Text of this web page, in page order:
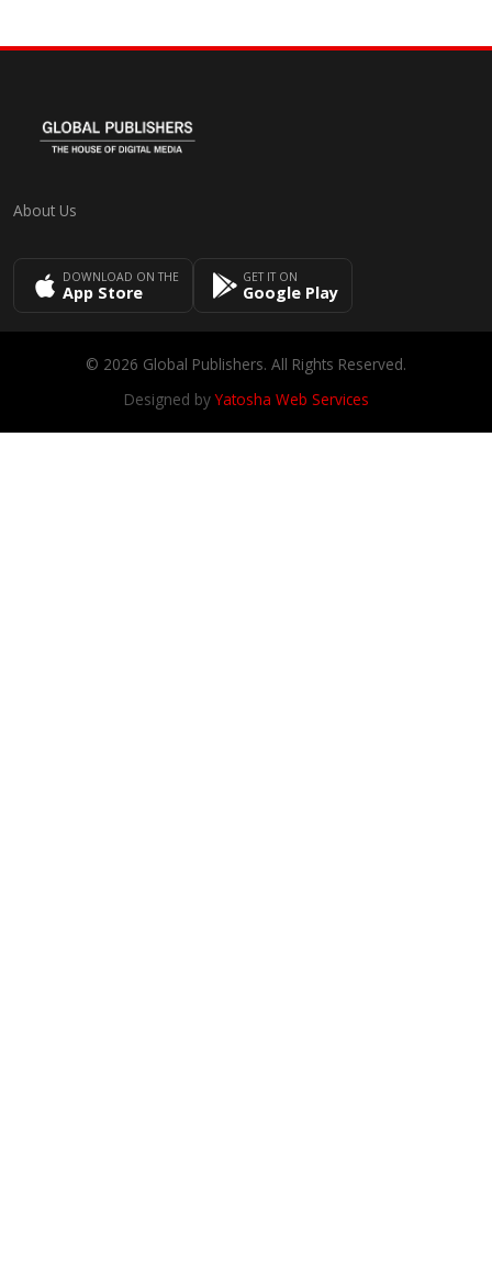
About Us
DOWNLOAD ON THE
App Store
GET IT ON
Google Play
© 2026 Global Publishers. All Rights Reserved.
Designed byYatosha Web Services